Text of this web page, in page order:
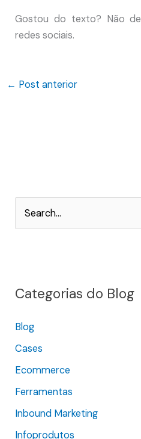
Gostou do texto? Não
redes sociais.
← Post anterior
u
s
a
r
p
o
Categorias do Blog
Blog
Cases
Ecommerce
Ferramentas
Inbound Marketing
Infoprodutos